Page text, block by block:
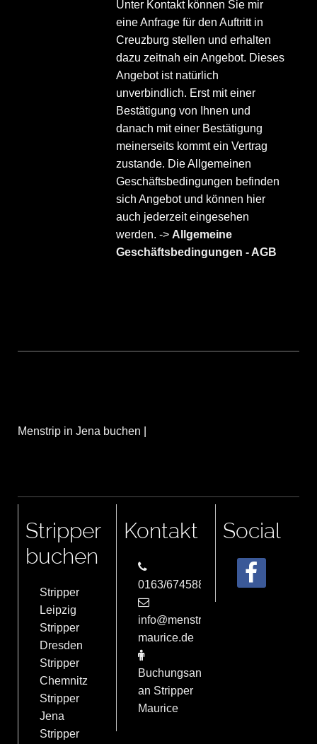
Unter Kontakt können Sie mir
eine Anfrage für den Auftritt in
Creuzburg stellen und erhalten
dazu zeitnah ein Angebot. Dieses
Angebot ist natürlich
unverbindlich. Erst mit einer
Bestätigung von Ihnen und
danach mit einer Bestätigung
meinerseits kommt ein Vertrag
zustande. Die Allgemeinen
Geschäftsbedingungen befinden
sich Angebot und können hier
auch jederzeit eingesehen
werden. ->Allgemeine
Geschäftsbedingungen - AGB
Menstrip in Jena buchen
Stripper
buchen
Stripper
Leipzig
Stripper
Dresden
Stripper
Chemnitz
Stripper
Jena
Stripper
Kontakt
0163/6745884
info@menstrip-
maurice.de
Buchungsanfrage
an Stripper
Maurice
Social